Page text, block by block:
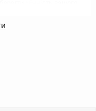
аксесуар, який
його цінність і